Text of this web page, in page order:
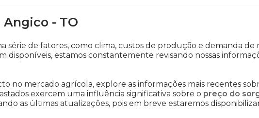
Angico - TO
série de fatores, como clima, custos de produção e demanda de
disponíveis, estamos constantemente revisando nossas
no mercado agrícola, explore as informações mais recentes
estados exercem uma influência significativa sobre o preço do
as últimas atualizações, pois em breve estaremos